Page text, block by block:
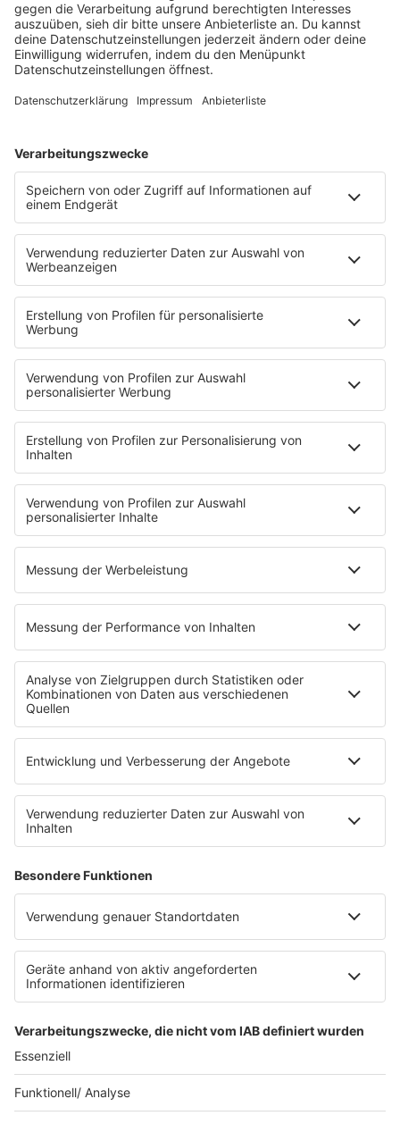
Lagerfeuer
Füße hoch
Schmusekatze
Song Contest
Mädelsabend
Ich hasse Sport
Sonntag Morgen
Strandbar
Putzfimmel
Deutschpop
Deutsche Liebeslieder
PODCASTS
Mit den Waffeln einer Frau
Frühstück bei Barbara
Brave & One
NotAufnahme
"Bewerbung und Karriere"
Aber bitte mit Schlager
Erdbeerkäse
Fitness mit M.A.R.K
Glück in Worten
Todesursache
Niemand muss ein Promi sein
PROGRAMM
Mit den Waffeln einer Frau
SERVICE
Empfang
barba radio App
Impressum
Datenschutz Facebook & Instagram
Datenschutzeinstellungen
Clubbedingungen
Werbung schalten
Waffel-Werbepartner
80s80s.de
90s90s.de
Schlagerplanetradio.com
1deutsch.de
WEIHNACHTSMUSIK.FM